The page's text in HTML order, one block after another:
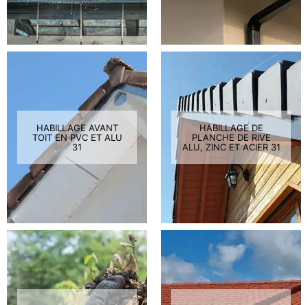
HABILLAGE AVANT
TOIT EN PVC ET ALU
31
HABILLAGE DE
PLANCHE DE RIVE
ALU, ZINC ET ACIER 31